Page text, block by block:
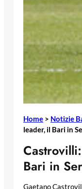
Home > Notizie
leader, il Bari in
Bari in
Gaetano